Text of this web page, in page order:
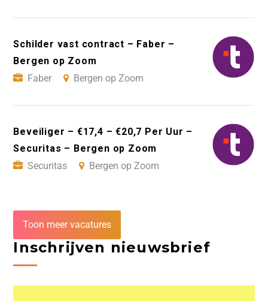
Schilder vast contract – Faber –
Bergen op Zoom
Faber
Bergen op Zoom
Beveiliger – €17,4 – €20,7 Per Uur –
Securitas – Bergen op Zoom
Securitas
Bergen op Zoom
Toon meer vacatures
Inschrijven nieuwsbrief